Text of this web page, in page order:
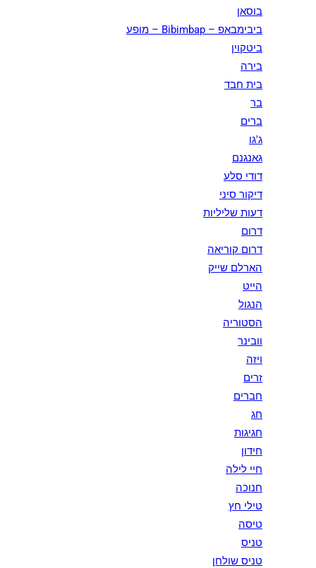
בוסאן
ביבימבאפ – Bibimbap – מופע
ביטקוין
בירה
בית חבד
בר
ברים
ג'גו
גאנגנם
דודי סלע
דיקור סיני
דעות שליליות
דרום
דרום קוריאה
הארלם שייק
הייט
הנגול
הסטוריה
וובינר
ויזה
זרים
חברים
חג
חגיגות
חידון
חיי לילה
חנוכה
טילי חץ
טיסה
טניס
טניס שולחן